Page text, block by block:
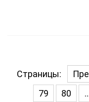
Страницы:
79
80